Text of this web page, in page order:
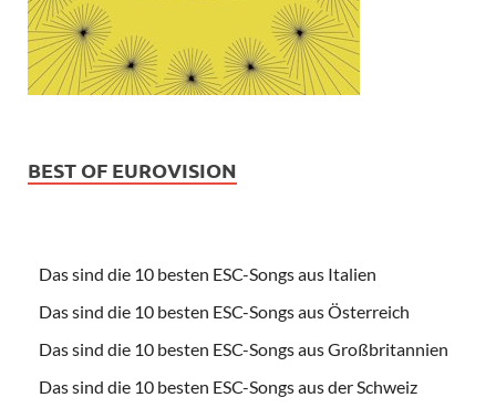
BEST OF EUROVISION
Das sind die 10 besten ESC-Songs aus Italien
Das sind die 10 besten ESC-Songs aus Österreich
Das sind die 10 besten ESC-Songs aus Großbritannien
Das sind die 10 besten ESC-Songs aus der Schweiz